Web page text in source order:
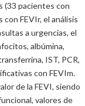
(33 pacientes con
con FEVIr, el análisis
a urgencias, el
albúmina,
IST, PCR,
con FEVIm.
de la FEVI, siendo
valores de